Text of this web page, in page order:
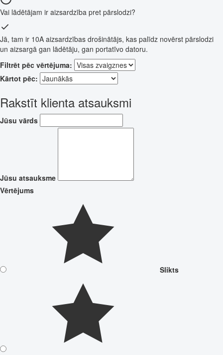
Vai lādētājam ir aizsardzība pret pārslodzi?
Jā, tam ir 10A aizsardzības drošinātājs, kas palīdz novērst pārslodzi
un aizsargā gan lādētāju, gan portatīvo datoru.
Filtrēt pēc vērtējuma:
Kārtot pēc:
Rakstīt klienta atsauksmi
Jūsu vārds
Jūsu atsauksme
Vērtējums
Slikts